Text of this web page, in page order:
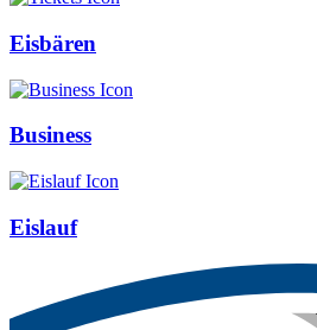
Eisbären
Business
Eislauf